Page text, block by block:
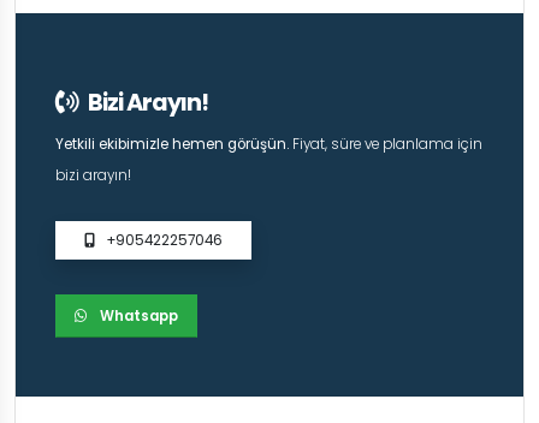
Bizi Arayın!
Yetkili ekibimizle hemen görüşün. Fiyat, süre ve planlama için
bizi arayın!
+905422257046
Whatsapp